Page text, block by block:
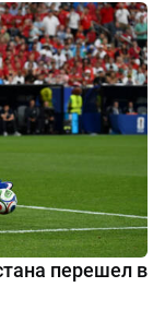
перешел в